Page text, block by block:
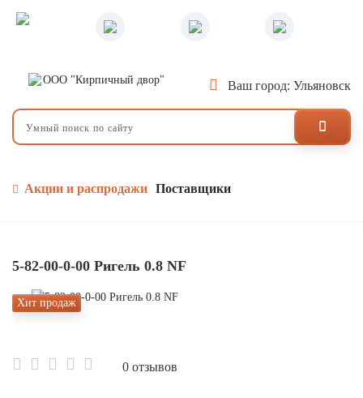
Ваш город: Ульяновск
Акции и распродажи Поставщики
5-82-00-0-00 Ригель 0.8 NF
Хит продаж
0 отзывов